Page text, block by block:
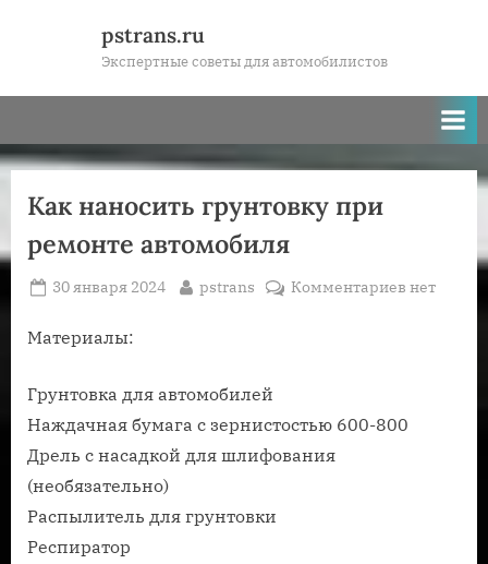
pstrans.ru
Экспертные советы для автомобилистов
Как наносить грунтовку при
ремонте автомобиля
Posted
30 января 2024 By
pstrans Комментариевк
ремонте
нет
Материалы:
Грунтовка для автомобилей
Наждачная бумага с зернистостью 600-800
Дрель с насадкой для шлифования
(необязательно)
Распылитель для грунтовки
Респиратор